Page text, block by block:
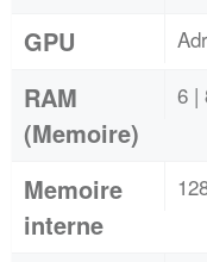
GPU
RAM
(Memoire)
6 |
Memoire
interne